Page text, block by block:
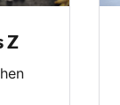
Z